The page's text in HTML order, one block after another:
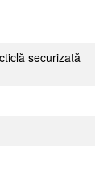
securizată